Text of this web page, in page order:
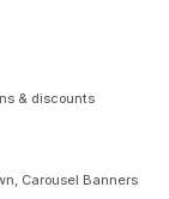
& discounts
Carousel Banners